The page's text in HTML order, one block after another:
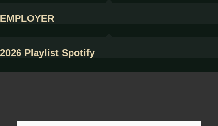
EMPLOYER
2026 Playlist Spotify